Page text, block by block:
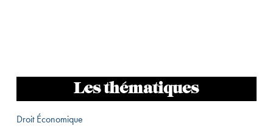
Les thématiques
Droit Économique